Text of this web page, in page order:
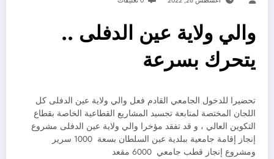
والي ولاية عين الدفلى ..
يتحرك بسرعة
تحضيرا للدخول الجامعي القادم فعل والي ولاية عين الدفلى كل
اللجان المختصة لمتابعة تجسيد المشاريع القطاعية الخاصة بقطاع
التكوين العالي ، و قد تفقد مؤخرا والي ولاية عين الدفلى مشروع
إنجاز إقامة جامعية ببلدية عين السلطان بسعة 1000 سرير
ومشروع إنجاز قطب جامعي 6000 مقعد